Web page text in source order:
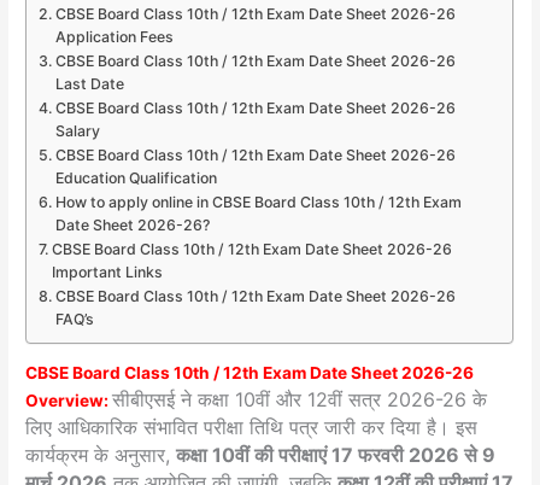
CBSE Board Class 10th / 12th Exam Date Sheet 2026-26
Application Fees
CBSE Board Class 10th / 12th Exam Date Sheet 2026-26
Last Date
CBSE Board Class 10th / 12th Exam Date Sheet 2026-26
Salary
CBSE Board Class 10th / 12th Exam Date Sheet 2026-26
Education Qualification
How to apply online in CBSE Board Class 10th / 12th Exam
Date Sheet 2026-26?
CBSE Board Class 10th / 12th Exam Date Sheet 2026-26
Important Links
CBSE Board Class 10th / 12th Exam Date Sheet 2026-26
FAQ’s
CBSE Board Class 10th / 12th Exam Date Sheet 2026-26
Overview:सीबीएसई ने कक्षा 10वीं और 12वीं सत्र 2026-26 के
लिए आधिकारिक संभावित परीक्षा तिथि पत्र जारी कर दिया है। इस
कार्यक्रम के अनुसार,कक्षा 10वीं की परीक्षाएं 17 फरवरी 2026 से 9